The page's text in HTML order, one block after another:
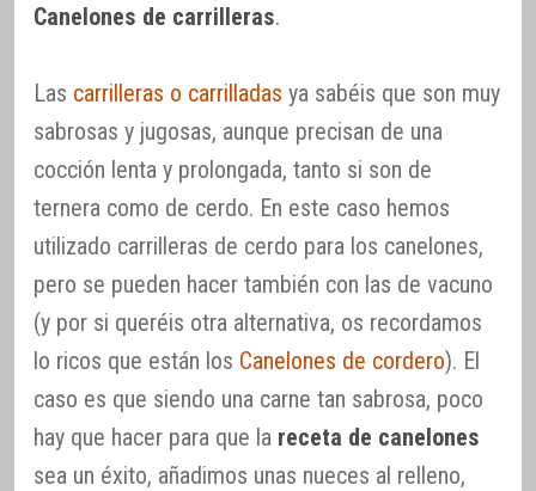
Canelones de carrilleras.
Las carrilleras o carrilladas ya sabéis que son muy
sabrosas y jugosas, aunque precisan de una
cocción lenta y prolongada, tanto si son de
ternera como de cerdo. En este caso hemos
utilizado carrilleras de cerdo para los canelones,
pero se pueden hacer también con las de vacuno
(y por si queréis otra alternativa, os recordamos
lo ricos que están los Canelones de cordero). El
caso es que siendo una carne tan sabrosa, poco
hay que hacer para que la receta de canelones
sea un éxito, añadimos unas nueces al relleno,